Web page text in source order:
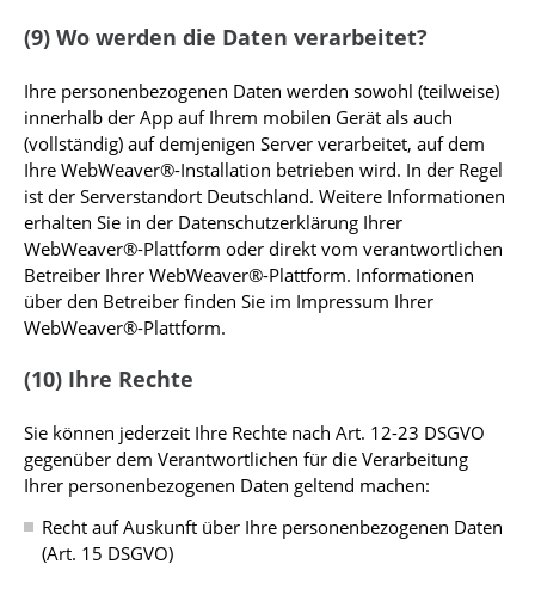
(9) Wo werden die Daten verarbeitet?
Ihre personenbezogenen Daten werden sowohl (teilweise)
innerhalb der App auf Ihrem mobilen Gerät als auch
(vollständig) auf demjenigen Server verarbeitet, auf dem
Ihre WebWeaver®-Installation betrieben wird. In der Regel
ist der Serverstandort Deutschland. Weitere Informationen
erhalten Sie in der Datenschutzerklärung Ihrer
WebWeaver®-Plattform oder direkt vom verantwortlichen
Betreiber Ihrer WebWeaver®-Plattform. Informationen
über den Betreiber finden Sie im Impressum Ihrer
WebWeaver®-Plattform.
(10) Ihre Rechte
Sie können jederzeit Ihre Rechte nach Art. 12-23 DSGVO
gegenüber dem Verantwortlichen für die Verarbeitung
Ihrer personenbezogenen Daten geltend machen:
Recht auf Auskunft über Ihre personenbezogenen Daten
(Art. 15 DSGVO)